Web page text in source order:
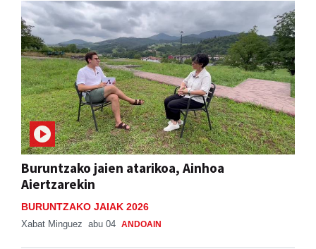
Buruntzako jaien atarikoa, Ainhoa
Aiertzarekin
BURUNTZAKO JAIAK 2026
Xabat Minguez abu 04 ANDOAIN